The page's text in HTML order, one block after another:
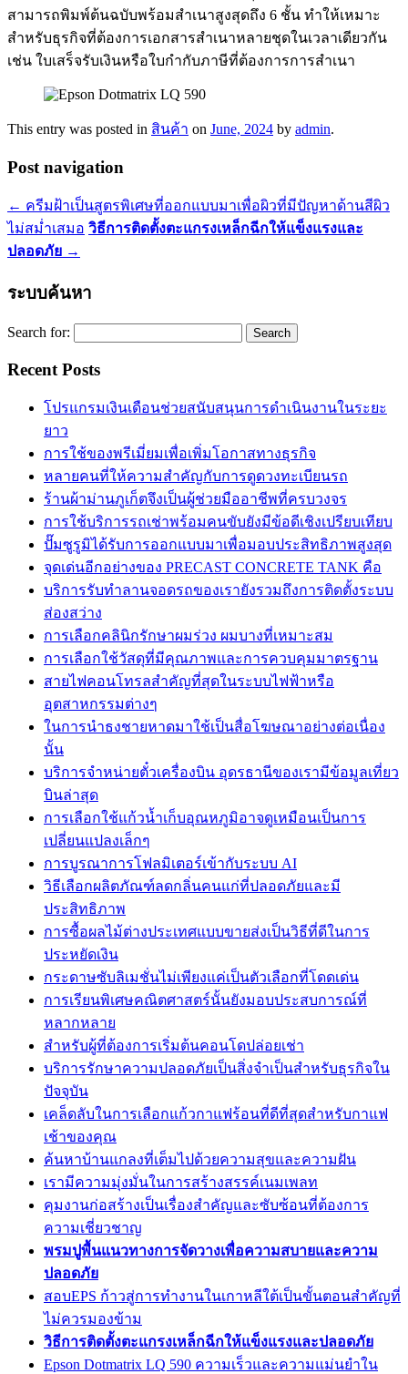
สามารถพิมพ์ต้นฉบับพร้อมสำเนาสูงสุดถึง 6 ชั้น ทำให้เหมาะ
สำหรับธุรกิจที่ต้องการเอกสารสำเนาหลายชุดในเวลาเดียวกัน
เช่น ใบเสร็จรับเงินหรือใบกำกับภาษีที่ต้องการการสำเนา
This entry was posted in สินค้า on June, 2024 by admin.
Post navigation
← ครีมฝ้าเป็นสูตรพิเศษที่ออกแบบมาเพื่อผิวที่มีปัญหาด้านสีผิว
ไม่สม่ำเสมอ วิธีการติดตั้งตะแกรงเหล็กฉีกให้แข็งแรงและ
ปลอดภัย →
ระบบค้นหา
Search for:
Recent Posts
โปรแกรมเงินเดือนช่วยสนับสนุนการดำเนินงานในระยะ
ยาว
การใช้ของพรีเมี่ยมเพื่อเพิ่มโอกาสทางธุรกิจ
หลายคนที่ให้ความสำคัญกับการดูดวงทะเบียนรถ
ร้านผ้าม่านภูเก็ตจึงเป็นผู้ช่วยมืออาชีพที่ครบวงจร
การใช้บริการรถเช่าพร้อมคนขับยังมีข้อดีเชิงเปรียบเทียบ
ปั๊มซูรูมิได้รับการออกแบบมาเพื่อมอบประสิทธิภาพสูงสุด
จุดเด่นอีกอย่างของ PRECAST CONCRETE TANK คือ
บริการรับทำลานจอดรถของเรายังรวมถึงการติดตั้งระบบ
ส่องสว่าง
การเลือกคลินิกรักษาผมร่วง ผมบางที่เหมาะสม
การเลือกใช้วัสดุที่มีคุณภาพและการควบคุมมาตรฐาน
สายไฟคอนโทรลสำคัญที่สุดในระบบไฟฟ้าหรือ
อุตสาหกรรมต่างๆ
ในการนำธงชายหาดมาใช้เป็นสื่อโฆษณาอย่างต่อเนื่อง
นั้น
บริการจำหน่ายตั๋วเครื่องบิน อุดรธานีของเรามีข้อมูลเที่ยว
บินล่าสุด
การเลือกใช้แก้วน้ำเก็บอุณหภูมิอาจดูเหมือนเป็นการ
เปลี่ยนแปลงเล็กๆ
การบูรณาการโฟลมิเตอร์เข้ากับระบบ AI
วิธีเลือกผลิตภัณฑ์ลดกลิ่นคนแก่ที่ปลอดภัยและมี
ประสิทธิภาพ
การซื้อผลไม้ต่างประเทศแบบขายส่งเป็นวิธีที่ดีในการ
ประหยัดเงิน
กระดาษซับลิเมชั่นไม่เพียงแค่เป็นตัวเลือกที่โดดเด่น
การเรียนพิเศษคณิตศาสตร์นั้นยังมอบประสบการณ์ที่
หลากหลาย
สำหรับผู้ที่ต้องการเริ่มต้นคอนโดปล่อยเช่า
บริการรักษาความปลอดภัยเป็นสิ่งจำเป็นสำหรับธุรกิจใน
ปัจจุบัน
เคล็ดลับในการเลือกแก้วกาแฟร้อนที่ดีที่สุดสำหรับกาแฟ
เช้าของคุณ
ค้นหาบ้านแกลงที่เต็มไปด้วยความสุขและความฝัน
เรามีความมุ่งมั่นในการสร้างสรรค์เนมเพลท
คุมงานก่อสร้างเป็นเรื่องสำคัญและซับซ้อนที่ต้องการ
ความเชี่ยวชาญ
พรมปูพื้นแนวทางการจัดวางเพื่อความสบายและความ
ปลอดภัย
สอบEPS ก้าวสู่การทำงานในเกาหลีใต้เป็นขั้นตอนสำคัญที่
ไม่ควรมองข้าม
วิธีการติดตั้งตะแกรงเหล็กฉีกให้แข็งแรงและปลอดภัย
Epson Dotmatrix LQ 590 ความเร็วและความแม่นยำใน